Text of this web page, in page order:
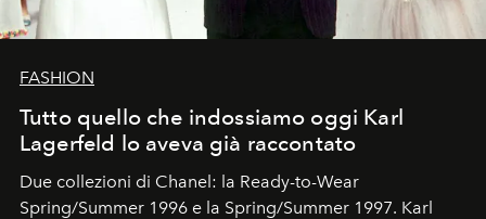
FASHION
Tutto quello che indossiamo oggi Karl
Lagerfeld lo aveva già raccontato
Due collezioni di Chanel: la Ready-to-Wear
Spring/Summer 1996 e la Spring/Summer 1997. Karl